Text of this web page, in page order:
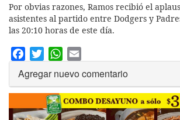
Por obvias razones, Ramos recibió el
asistentes al partido entre Dodgers y
las 20:10 horas de este día.
Facebook
TwitterWhatsApp
Agregar nuevo comentario